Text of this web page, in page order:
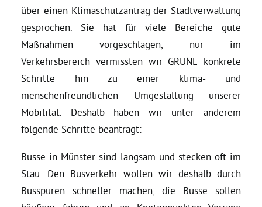
Satzung
Personen
Sylvia Rietenberg, MdB
Dorothea Deppermann, MdL
Josefine Paul, MdL
über einen Klimaschutzantrag der Stadtverwaltung
gesprochen. Sie hat für viele Bereiche gute
Maßnahmen vorgeschlagen, nur im
Verkehrsbereich vermissten wir GRÜNE konkrete
Schritte hin zu einer klima- und
menschenfreundlichen Umgestaltung unserer
Mobilität. Deshalb haben wir unter anderem
folgende Schritte beantragt:
Busse in Münster sind langsam und stecken oft im
Stau. Den Busverkehr wollen wir deshalb durch
Busspuren schneller machen, die Busse sollen